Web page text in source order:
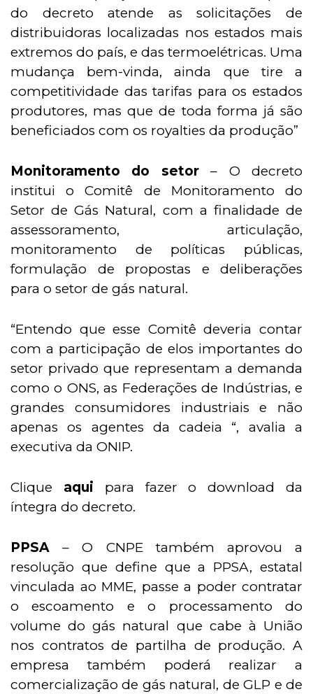
do decreto atende as solicitações de
distribuidoras localizadas nos estados mais
extremos do país, e das termoelétricas. Uma
mudança bem-vinda, ainda que tire a
competitividade das tarifas para os estados
produtores, mas que de toda forma já são
beneficiados com os royalties da produção”
Monitoramento do setor– O decreto
institui o Comitê de Monitoramento do
Setor de Gás Natural, com a finalidade de
assessoramento, articulação,
monitoramento de políticas públicas,
formulação de propostas e deliberações
para o setor de gás natural.
“Entendo que esse Comitê deveria contar
com a participação de elos importantes do
setor privado que representam a demanda
como o ONS, as Federações de Indústrias, e
grandes consumidores industriais e não
apenas os agentes da cadeia “, avalia a
executiva da ONIP.
Clique aqui para fazer o download da
íntegra do decreto.
PPSA– O CNPE também aprovou a
resolução que define que a PPSA, estatal
vinculada ao MME, passe a poder contratar
o escoamento e o processamento do
volume do gás natural que cabe à União
nos contratos de partilha de produção. A
empresa também poderá realizar a
comercialização de gás natural, de GLP e de